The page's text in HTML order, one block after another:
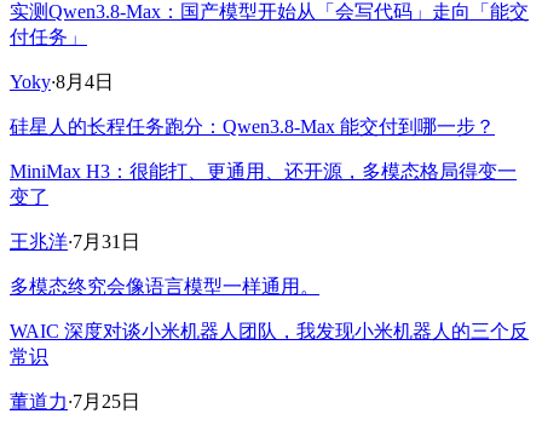
实测Qwen3.8-Max：国产模型开始从「会写代码」走向「能交
付任务」
Yoky·8月4日
硅星人的长程任务跑分：Qwen3.8-Max 能交付到哪一步？
MiniMax H3：很能打、更通用、还开源，多模态格局得变一
变了
王兆洋·7月31日
多模态终究会像语言模型一样通用。
WAIC 深度对谈小米机器人团队，我发现小米机器人的三个反
常识
董道力·7月25日